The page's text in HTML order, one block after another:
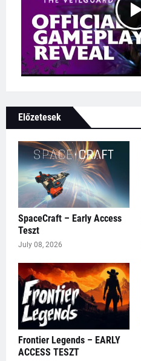
Előzetesek
SpaceCraft – Early Access
Teszt
July 08, 2026
Frontier Legends – EARLY
ACCESS TESZT